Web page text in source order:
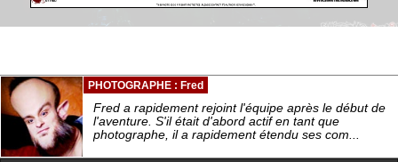
PHOTOGRAPHE : Fred
Fred a rapidement rejoint l'équipe après le début de
l'aventure. S'il était d'abord actif en tant que
photographe, il a rapidement étendu ses com...